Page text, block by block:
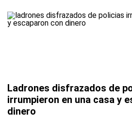
Ladrones disfrazados de
irrumpieron en una casa y
dinero